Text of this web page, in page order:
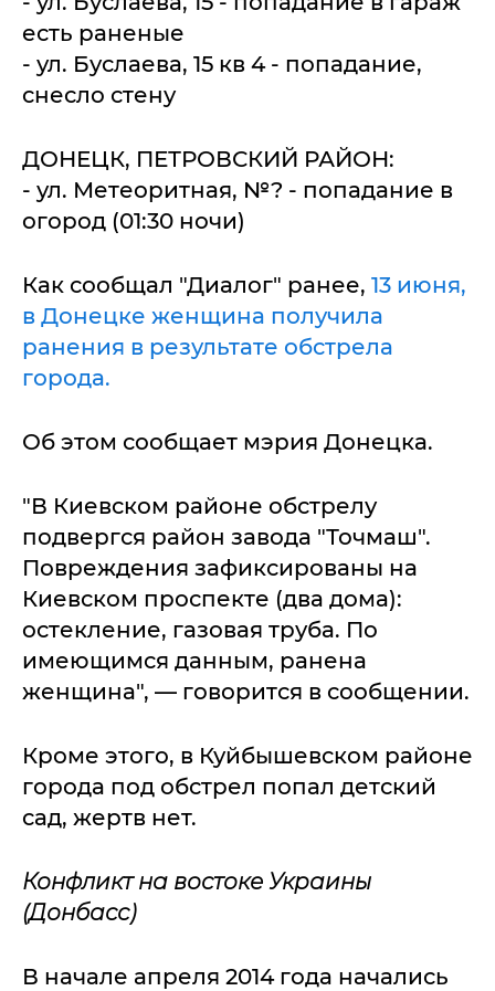
есть раненые
- ул. Буслаева, 15 кв 4 - попадание,
снесло стену
ДОНЕЦК, ПЕТРОВСКИЙ РАЙОН:
- ул. Метеоритная, №? - попадание в
огород (01:30 ночи)
Как сообщал "Диалог" ранее, 13 июня,
в Донецке женщина получила
ранения в результате обстрела
города.
Об этом сообщает мэрия Донецка.
"В Киевском районе обстрелу
подвергся район завода "Точмаш".
Повреждения зафиксированы на
Киевском проспекте (два дома):
остекление, газовая труба. По
имеющимся данным, ранена
женщина", — говорится в сообщении.
Кроме этого, в Куйбышевском районе
города под обстрел попал детский
сад, жертв нет.
Конфликт на востоке Украины
(Донбасс)
В начале апреля 2014 года начались